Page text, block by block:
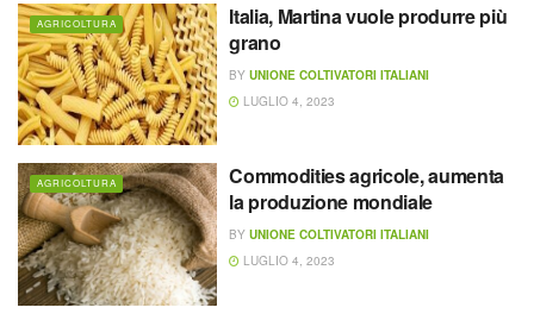
AGRICOLTURA
Italia, Martina vuole produrre più
grano
BY UNIONE COLTIVATORI ITALIANI
LUGLIO 4, 2023
AGRICOLTURA
Commodities agricole, aumenta
la produzione mondiale
BY UNIONE COLTIVATORI ITALIANI
LUGLIO 4, 2023